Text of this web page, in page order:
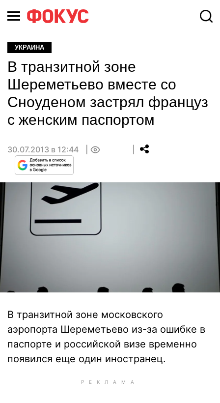
УКРАИНА
В транзитной зоне
Шереметьево вместе со
Сноуденом застрял француз
с женским паспортом
30.07.2013 в 12:44
В транзитной зоне московского
аэропорта Шереметьево из-за ошибке в
паспорте и российской визе временно
появился еще один иностранец.